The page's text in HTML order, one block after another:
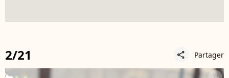
2/21 share Partager